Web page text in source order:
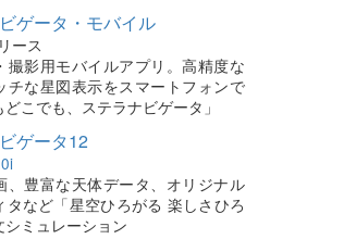
ゲータ・モバイル
ース
撮影用モバイルアプリ。高精度な
チな星図表示をスマートフォンで
どこでも、ステラナビゲータ」
ゲータ12
、豊富な天体データ、オリジナル
タなど「星空ひろがる 楽しさひろ
シミュレーション